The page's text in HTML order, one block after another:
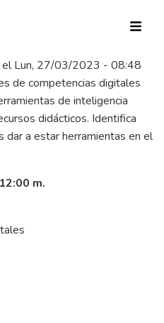
elLun, 27/03/2023 - 08:48
de competencias digitales
de inteligencia
didácticos. Identifica
a estar herramientas en el
m.